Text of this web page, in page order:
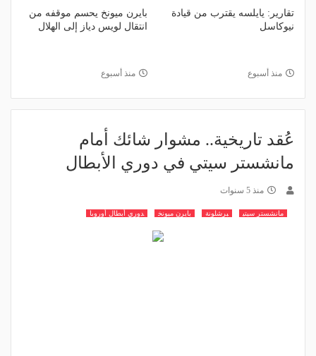
تقارير: يايلسه يقترب من قيادة
نيوكاسل
منذ أسبوع
بايرن ميونخ يحسم موقفه من
انتقال لويس دياز إلى الهلال
منذ أسبوع
عُقد تاريخية.. مشوار شائك أمام
مانشستر سيتي في دوري الأبطال
منذ 5 سنوات
مانشستر سيتي برشلونة بايرن ميونخ دوري أبطال أوروبا